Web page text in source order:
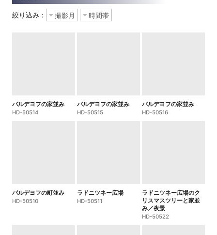
絞り込み：
バルデヨフの家並み
HD-50514
バルデヨフの家並み
HD-50515
バルデヨフの家並み
HD-50516
バルデヨフの町並み
HD-50510
ラドニツネー広場
HD-50511
ラドニツネー広場のク
リスマスツリーと家並
み／夜景
HD-50522